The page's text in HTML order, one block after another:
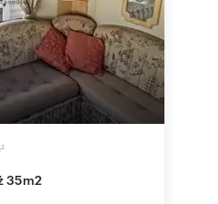
2
35m2